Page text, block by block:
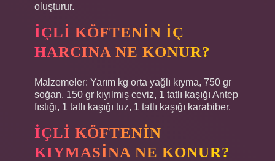
oluşturur.
İÇLI KÖFTENIN IÇ
HARCINA NE KONUR?
Malzemeler: Yarım kg orta yağlı kıyma, 750 gr
soğan, 150 gr kıyılmış ceviz, 1 tatlı kaşığı Antep
fıstığı, 1 tatlı kaşığı tuz, 1 tatlı kaşığı karabiber.
İÇLI KÖFTENIN
KIYMASINA NE KONUR?